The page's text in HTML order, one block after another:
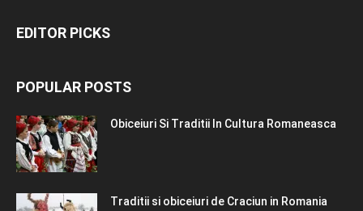
EDITOR PICKS
POPULAR POSTS
Obiceiuri Si Traditii In Cultura Romaneasca
Traditii si obiceiuri de Craciun in Romania